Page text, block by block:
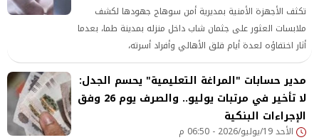
تكثف الأجهزة الأمنية بمديرية أمن سوهاج جهودها لكشف
ملابسات العثور على جثمان شاب داخل منزله بمدينة طما، بعدما
أثار اختفاؤه لعدة أيام قلق الأهالي وأفراد أسرته،
مدير حسابات "المراغة التعليمية" يحسم الجدل:
لا تأخير في مرتبات يوليو.. والصرف يوم 26 وفق
الإجراءات البنكية
الأحد 19/يوليو/2026 - 06:50 م